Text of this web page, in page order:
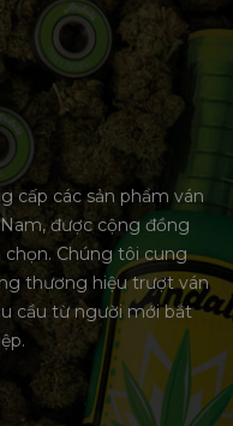
cấp các sản phẩm ván
được cộng đồng
Chúng tôi cung
thương hiệu trượt ván
cầu từ người mới bắt